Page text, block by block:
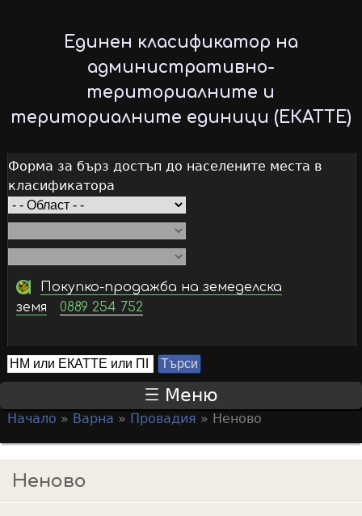
to
main
content
Единен класификатор на
административно-
териториалните и
териториалните единици (ЕКАТТЕ)
Форма за бърз достъп до населените места в
класификатора
Покупко-продажба на земеделска
земя
0889 254 752
S
e
r
c
h
Т
ъ
с
и
Меню
o
u
Начало » Варна » Провадия » Неново
Неново